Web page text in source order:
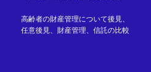
高齢者の財産管理について後見、
任意後見、財産管理、信託の比較